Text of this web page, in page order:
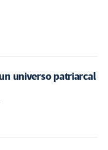
universo patriarcal